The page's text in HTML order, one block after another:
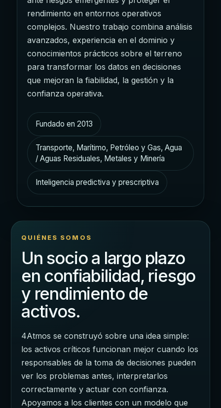
rendimiento en entornos operativos
complejos. Nuestro trabajo combina análisis
avanzados, experiencia en el dominio y
conocimientos prácticos sobre el terreno
para transformar los datos en decisiones
que mejoran la fiabilidad, la gestión y la
confianza operativa.
Fundado en 2013
Transporte, Marítimo, Petróleo y Gas, Agua
/ Aguas Residuales, Metales y Minería
Inteligencia predictiva y prescriptiva
QUIÉNES SOMOS
Un socio a largo plazo
en confiabilidad, riesgo
y rendimiento de
activos.
4Atmos se construyó sobre una idea simple:
los activos críticos funcionan mejor cuando los
responsables de la toma de decisiones pueden
ver los problemas antes, interpretarlos
correctamente y actuar con confianza.
Apoyamos a los clientes con un modelo que